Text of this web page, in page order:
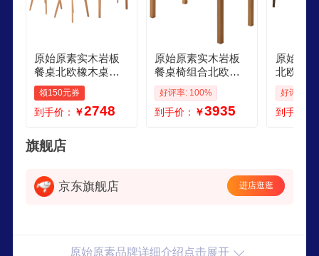
原始原素实木岩板
餐桌北欧橡木桌子
家用饭桌一桌四椅1
2米L711H
领150元券
到手价： ￥2748
原始原素实木岩板
餐桌椅组合北欧简
约橡木饭桌餐厅桌
子12米A5118
好评率: 100%
到手价： ￥3935
原始原
北欧简
形餐桌
子13米
好评率:
到手价：
旗舰店
京东旗舰店 进店逛逛
原始原素品牌详细介绍点击展开